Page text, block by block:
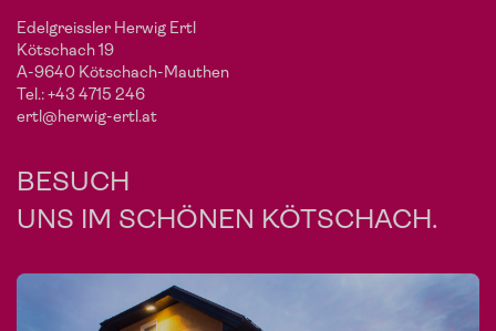
Edelgreissler Herwig Ertl
Kötschach 19
A-9640 Kötschach-Mauthen
Tel.:+43 4715 246
ertl@herwig-ertl.at
BESUCH
UNS IM SCHÖNEN KÖTSCHACH.